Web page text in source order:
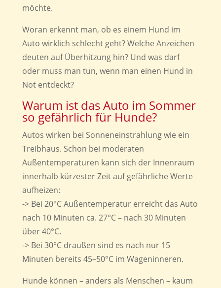
möchte.
Woran erkennt man, ob es einem Hund im
Auto wirklich schlecht geht? Welche Anzeichen
deuten auf Überhitzung hin? Und was darf
oder muss man tun, wenn man einen Hund in
Not entdeckt?
Warum ist das Auto im Sommer
so gefährlich für Hunde?
Autos wirken bei Sonneneinstrahlung wie ein
Treibhaus. Schon bei moderaten
Außentemperaturen kann sich der Innenraum
innerhalb kürzester Zeit auf gefährliche Werte
aufheizen:
-> Bei 20°C Außentemperatur erreicht das Auto
nach 10 Minuten ca. 27°C – nach 30 Minuten
über 40°C.
-> Bei 30°C draußen sind es nach nur 15
Minuten bereits 45–50°C im Wageninneren.
Hunde können – anders als Menschen – kaum